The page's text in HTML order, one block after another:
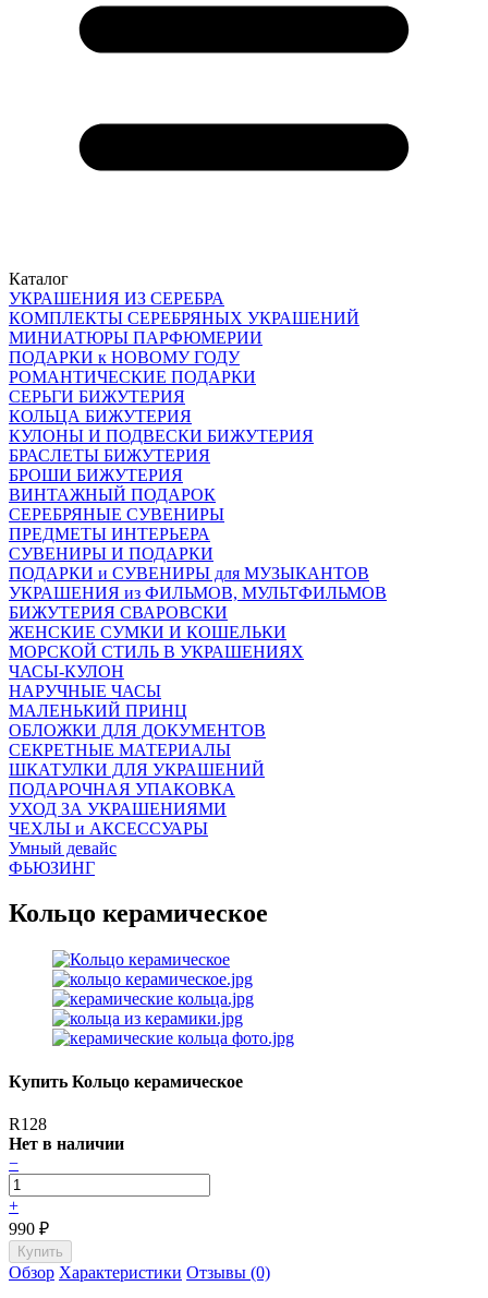
Каталог
УКРАШЕНИЯ ИЗ СЕРЕБРА
КОМПЛЕКТЫ СЕРЕБРЯНЫХ УКРАШЕНИЙ
МИНИАТЮРЫ ПАРФЮМЕРИИ
ПОДАРКИ к НОВОМУ ГОДУ
РОМАНТИЧЕСКИЕ ПОДАРКИ
СЕРЬГИ БИЖУТЕРИЯ
КОЛЬЦА БИЖУТЕРИЯ
КУЛОНЫ И ПОДВЕСКИ БИЖУТЕРИЯ
БРАСЛЕТЫ БИЖУТЕРИЯ
БРОШИ БИЖУТЕРИЯ
ВИНТАЖНЫЙ ПОДАРОК
СЕРЕБРЯНЫЕ СУВЕНИРЫ
ПРЕДМЕТЫ ИНТЕРЬЕРА
СУВЕНИРЫ И ПОДАРКИ
ПОДАРКИ и СУВЕНИРЫ для МУЗЫКАНТОВ
УКРАШЕНИЯ из ФИЛЬМОВ, МУЛЬТФИЛЬМОВ
БИЖУТЕРИЯ СВАРОВСКИ
ЖЕНСКИЕ СУМКИ И КОШЕЛЬКИ
МОРСКОЙ СТИЛЬ В УКРАШЕНИЯХ
ЧАСЫ-КУЛОН
НАРУЧНЫЕ ЧАСЫ
МАЛЕНЬКИЙ ПРИНЦ
ОБЛОЖКИ ДЛЯ ДОКУМЕНТОВ
СЕКРЕТНЫЕ МАТЕРИАЛЫ
ШКАТУЛКИ ДЛЯ УКРАШЕНИЙ
ПОДАРОЧНАЯ УПАКОВКА
УХОД ЗА УКРАШЕНИЯМИ
ЧEХЛЫ и АКСЕССУАРЫ
Умный девайс
ФЬЮЗИНГ
Кольцо керамическое
Купить Кольцо керамическое
R128
Нет в наличии
−
+
990 ₽
Обзор Характеристики Отзывы (0)